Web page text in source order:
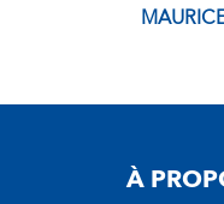
À